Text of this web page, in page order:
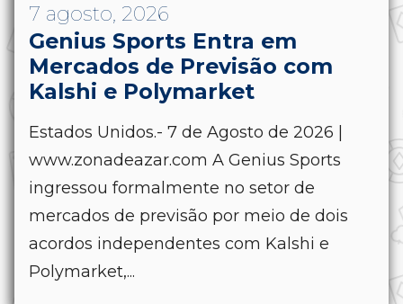
7 agosto, 2026
Genius Sports Entra em
Mercados de Previsão com
Kalshi e Polymarket
Estados Unidos.- 7 de Agosto de 2026 |
www.zonadeazar.com A Genius Sports
ingressou formalmente no setor de
mercados de previsão por meio de dois
acordos independentes com Kalshi e
Polymarket,...